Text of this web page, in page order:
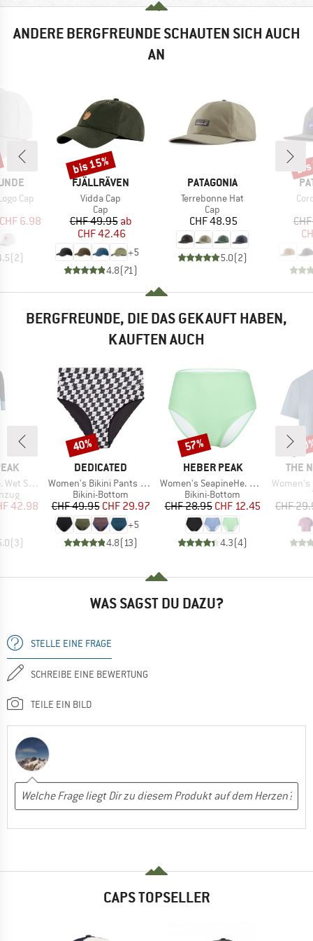
ANDERE BERGFREUNDE SCHAUTEN SICH AUCH
AN
Cap
Preis
CHF 6.98
(2)
MARKE
FJÄLLRÄVEN
Artikel
Vidda Cap
Produktgruppe
Cap
Preis
CHF 49.95reduzierter Preis
ab
CHF 42.46
+5
4.8(71 )
Rabatt
bis 15%
MARKE
PATAGONIA
Artikel
Terrebonne Hat
Produktgruppe
Cap
Preis
CHF 48.95
5.0(2)
BERGFREUNDE, DIE DAS GEKAUFT HABEN,
KAUFTEN AUCH
3mm
Preis
42.98
(3)
MARKE
DEDICATED
Artikel
Women's Bikini Pants Slite
Produktgruppe
Bikini-Bottom
Preis
CHF 49.95reduzierter Preis
CHF 29.97
+5
4.8(13)
Rabatt
40%
MARKE
HEBER PEAK
Artikel
Women's SeapineHe. Bikini Pants High Waist
Produktgruppe
Bikini-Bottom
Preis
CHF 28.95reduzierter Preis
CHF 12.45
4.3(4)
Rabatt
57%
THE
Artikel
Women's
CHF
WAS SAGST DU DAZU?
STELLE EINE FRAGE
SCHREIBE EINE BEWERTUNG
TEILE EIN BILD
CAPS TOPSELLER